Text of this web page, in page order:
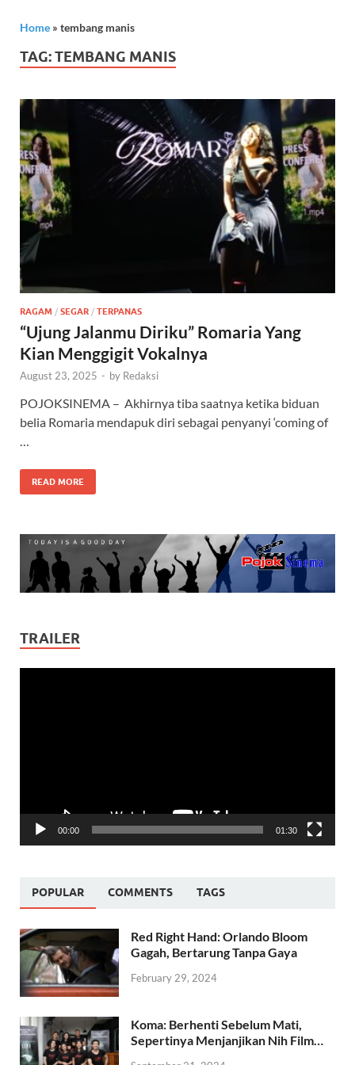
Home » tembang manis
TAG:TEMBANG MANIS
RAGAM / SEGAR / TERPANAS
“Ujung Jalanmu Diriku” Romaria Yang
Kian Menggigit Vokalnya
August 23, 2025 - by Redaksi
POJOKSINEMA – Akhirnya tiba saatnya ketika biduan
belia Romaria mendapuk diri sebagai penyanyi ‘coming of
…
READ MORE
TRAILER
00:00 01:30
POPULAR COMMENTS TAGS
Red Right Hand: Orlando Bloom
Gagah, Bertarung Tanpa Gaya
February 29, 2024
Koma: Berhenti Sebelum Mati,
Sepertinya Menjanjikan Nih Film…